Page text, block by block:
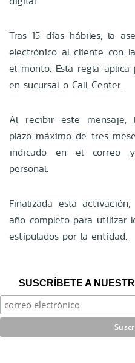
Tras 15 días hábiles, la
electrónico al cliente con
el monto. Esta regla aplica
en sucursal o Call Center.
Al recibir este mensaje,
plazo máximo de tres
indicado en el correo
personal.
Finalizada esta
año completo para utilizar
estipulados por la entidad.
SUSCRÍBETE A